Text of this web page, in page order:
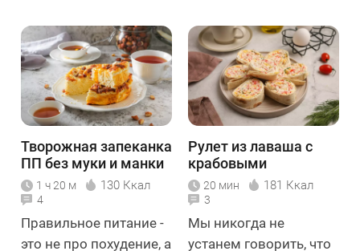
Творожная запеканка
ПП без муки и манки
1 ч 20 м 130 Ккал
4
Правильное питание -
это не про похудение, а
Рулет из лаваша с
крабовыми
палочками с сыром и
яйцом
20 мин 181 Ккал
3
Мы никогда не
устанем говорить, что